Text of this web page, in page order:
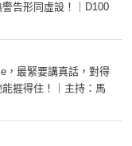
告形同虛設！｜D100
，最緊要講真話，對得
捱得住！｜主持：馬